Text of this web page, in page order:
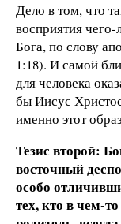
Дело в том, что
восприятия
Бога, по слову
1:18). И самой
для человека
бы Иисус
именно этот
Тезис второй:
восточный
особо
тех, кто в чем-